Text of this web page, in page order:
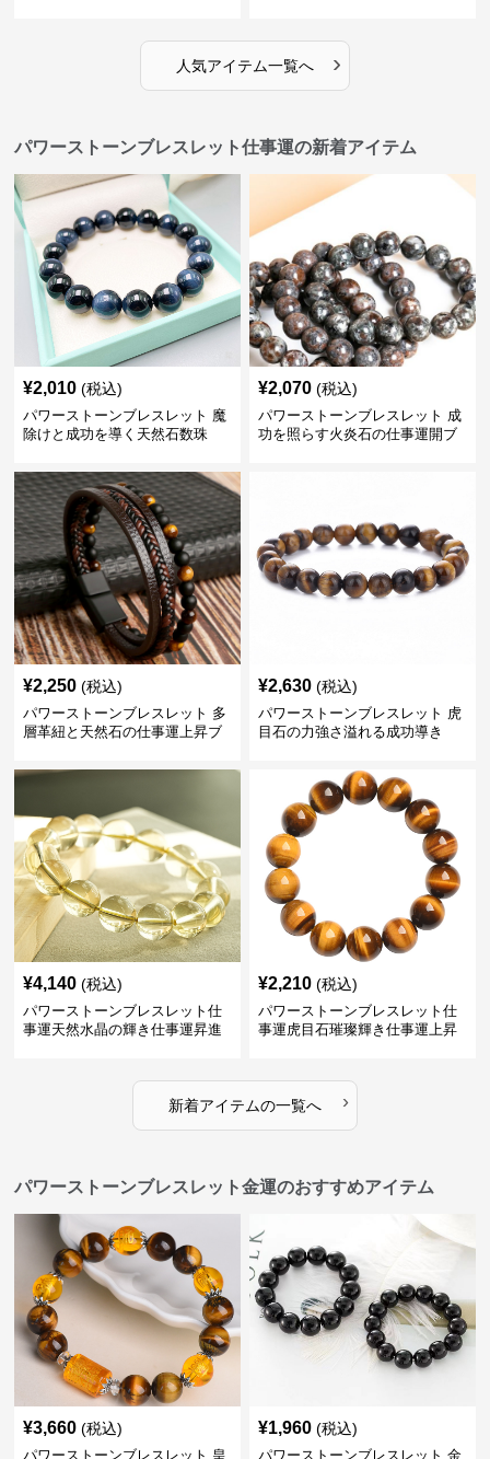
人気アイテム一覧へ ›
パワーストーンブレスレット仕事運の新着アイテム
¥2,010 (税込)
パワーストーンブレスレット 魔
除けと成功を導く天然石数珠
¥2,070 (税込)
パワーストーンブレスレット 成
功を照らす火炎石の仕事運開ブ
¥2,250 (税込)
パワーストーンブレスレット 多
層革紐と天然石の仕事運上昇ブ
¥2,630 (税込)
パワーストーンブレスレット 虎
目石の力強さ溢れる成功導き
¥4,140 (税込)
パワーストーンブレスレット仕
事運天然水晶の輝き仕事運昇進
¥2,210 (税込)
パワーストーンブレスレット仕
事運虎目石璀璨輝き仕事運上昇
新着アイテムの一覧へ ›
パワーストーンブレスレット金運のおすすめアイテム
¥3,660 (税込)
パワーストーンブレスレット 皇
¥1,960 (税込)
パワーストーンブレスレット 金